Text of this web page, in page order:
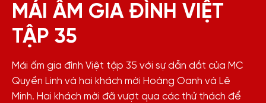
MÁI ẤM GIA ĐÌNH VIỆT
TẬP 35
Mái ấm gia đình Việt tập 35 với sự dẫn dắt của MC
Quyền Linh và hai khách mời Hoàng Oanh và Lê
Minh. Hai khách mời đã vượt qua các thử thách để